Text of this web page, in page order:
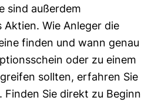
sind außerdem
Wie Anleger die
finden und wann genau
oder zu einem
sollten, erfahren Sie
Finden Sie direkt zu Beginn